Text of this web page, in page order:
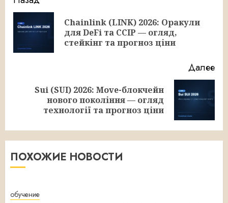
чтение
Chainlink (LINK) 2026: Оракули
для DeFi та CCIP — огляд,
стейкінг та прогноз ціни
Далее
Следующая
запись:
Sui (SUI) 2026: Move-блокчейн
нового покоління — огляд
технології та прогноз ціни
ПОХОЖИЕ НОВОСТИ
обучение